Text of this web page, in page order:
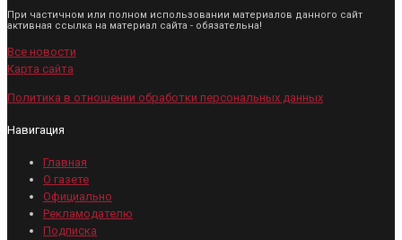
При частичном или полном использовании материалов данного сайт
активная ссылка на материал сайта - обязательна!
Все новости
Карта сайта
Политика в отношении обработки персональных данных
Навигация
Главная
О газете
Официально
Рекламодателю
Подписка